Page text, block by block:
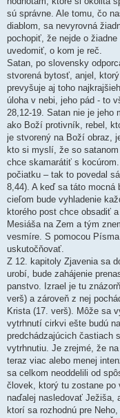
sú správne. Ale tomu, čo
diablom, sa nevyrovná
pochopiť, že nejde o
uvedomiť, o kom je reč.
Satan, po slovensky
stvorená bytosť, anjel,
prevyšuje aj toho
úloha v nebi, jeho pád - to
28,12-19. Satan nie je jeho
ako Boží protivník, rebel,
je stvorený na Boží obraz,
kto si myslí, že so
chce skamarátiť s
počiatku – tak to povedal
8,44). A keď sa táto mocná
cieľom bude vyhladenie
ktorého post chce obsadiť
Mesiáša na Zem a tým
vesmíre. S pomocou
uskutočňovať.
Z 12. kapitoly Zjavenia sa
urobí, bude zahájenie
panstvo. Izrael je tu
verš) a zároveň z nej
Krista (17. verš). Môže sa
vytrhnutí cirkvi ešte budú
predchádzajúcich častiach
vytrhnutiu. Je zrejmé, že
teraz viac alebo menej
sa celkom neoddelili od
človek, ktorý tu zostane
naďalej nasledovať Ježiša,
ktorí sa rozhodnú pre